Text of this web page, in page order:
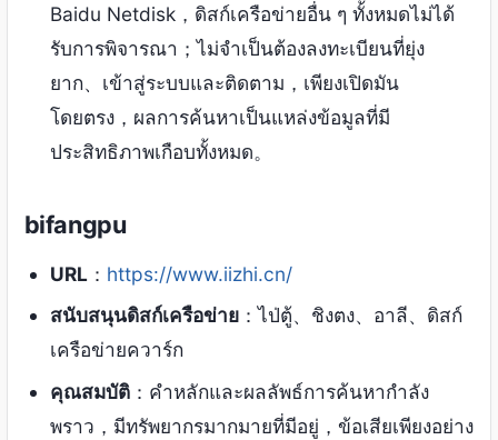
Baidu Netdisk，ดิสก์เครือข่ายอื่น ๆ ทั้งหมดไม่ได้
รับการพิจารณา；ไม่จำเป็นต้องลงทะเบียนที่ยุ่ง
ยาก、เข้าสู่ระบบและติดตาม，เพียงเปิดมัน
โดยตรง，ผลการค้นหาเป็นแหล่งข้อมูลที่มี
ประสิทธิภาพเกือบทั้งหมด。
bifangpu
URL ： https://www.iizhi.cn/
สนับสนุนดิสก์เครือข่าย ：ไป่ตู้、ชิงตง、อาลี、ดิสก์
เครือข่ายควาร์ก
คุณสมบัติ ：คำหลักและผลลัพธ์การค้นหากำลัง
พราว，มีทรัพยากรมากมายที่มีอยู่，ข้อเสียเพียงอย่าง